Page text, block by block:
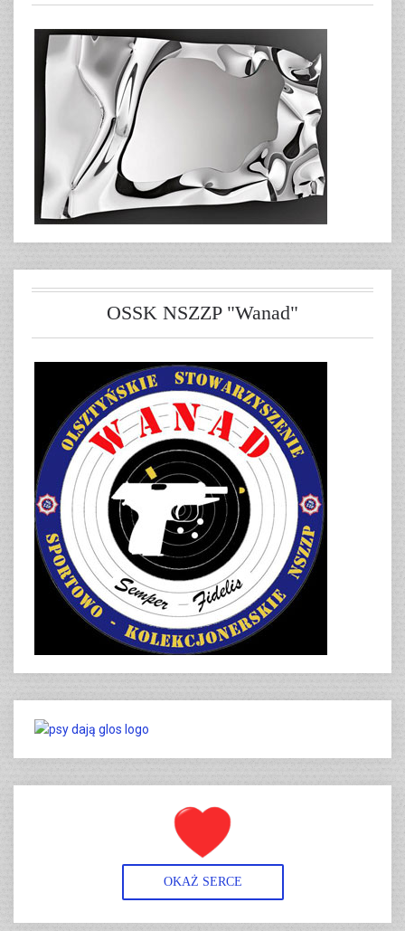
OSSK NSZZP "Wanad"
OKAŻ SERCE